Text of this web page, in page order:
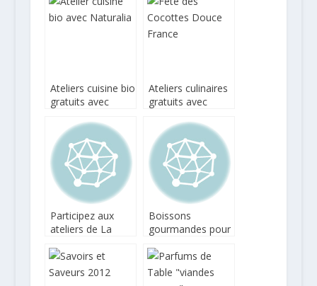
Ateliers cuisine bio
gratuits avec
Ateliers culinaires
gratuits avec
Jardin
d’Acclimatation
Participez aux
ateliers de La
de Grey Goose
Boissons
gourmandes pour
Costa Coffee